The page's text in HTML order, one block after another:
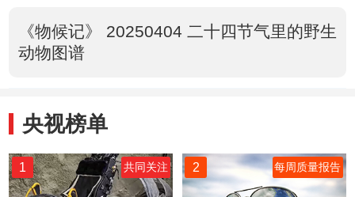
《物候记》 20250404 二十四节气里的野生
动物图谱
央视榜单
1 共同关注 2 每周质量报告